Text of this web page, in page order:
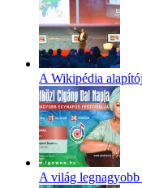
A Wikipédia
A világ legnagyobb